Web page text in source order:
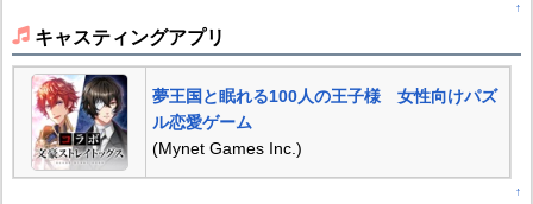
↑
キャスティングアプリ
夢王国と眠れる100人の王子様 女性向けパズ
ル恋愛ゲーム
(Mynet Games Inc.)
↑